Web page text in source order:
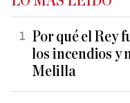
Por qué el Rey
los incendios y
Melilla